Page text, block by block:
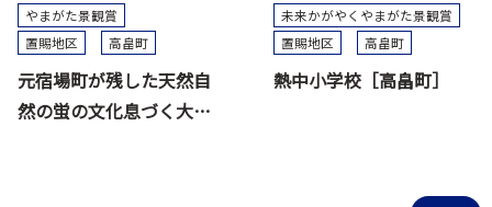
やまがた景観賞
置賜地区
高畠町
元宿場町が残した天然自
然の蛍の文化息づく大滝
未来かがやくやまがた景観賞
置賜地区
高畠町
熱中小学校［高畠町］